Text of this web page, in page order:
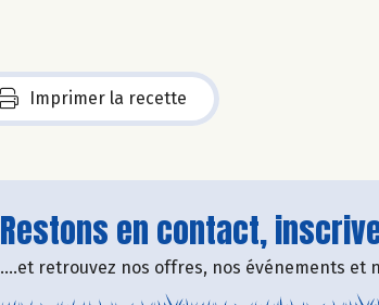
Imprimer la recette
Restons en contact,
....et retrouvez nos offres, nos événements et